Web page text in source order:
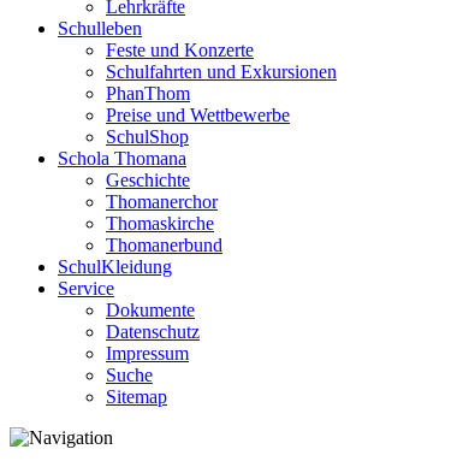
Lehrkräfte
Schulleben
Feste und Konzerte
Schulfahrten und Exkursionen
PhanThom
Preise und Wettbewerbe
SchulShop
Schola Thomana
Geschichte
Thomanerchor
Thomaskirche
Thomanerbund
SchulKleidung
Service
Dokumente
Datenschutz
Impressum
Suche
Sitemap